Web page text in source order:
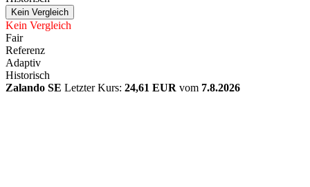
Kein Vergleich
Kein Vergleich
Fair
Referenz
Adaptiv
Historisch
Zalando SE Letzter Kurs: 24,61 EUR vom 7.8.2026